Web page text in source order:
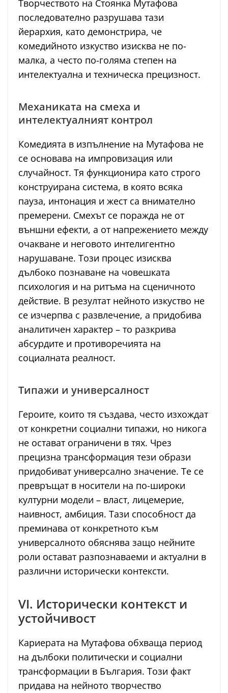
Творчеството на Стоянка Мутафова
последователно разрушава тази
йерархия, като демонстрира, че
комедийното изкуство изисква не по-
малка, а често по-голяма степен на
интелектуална и техническа прецизност.
Механиката на смеха и
интелектуалният контрол
Комедията в изпълнение на Мутафова не
се основава на импровизация или
случайност. Тя функционира като строго
конструирана система, в която всяка
пауза, интонация и жест са внимателно
премерени. Смехът се поражда не от
външни ефекти, а от напрежението между
очакване и неговото интелигентно
нарушаване. Този процес изисква
дълбоко познаване на човешката
психология и на ритъма на сценичното
действие. В резултат нейното изкуство не
се изчерпва с развлечение, а придобива
аналитичен характер – то разкрива
абсурдите и противоречията на
социалната реалност.
Типажи и универсалност
Героите, които тя създава, често изхождат
от конкретни социални типажи, но никога
не остават ограничени в тях. Чрез
прецизна трансформация тези образи
придобиват универсално значение. Те се
превръщат в носители на по-широки
културни модели – власт, лицемерие,
наивност, амбиция. Тази способност да
преминава от конкретното към
универсалното обяснява защо нейните
роли остават разпознаваеми и актуални в
различни исторически контексти.
VI. Исторически контекст и
устойчивост
Кариерата на Мутафова обхваща период
на дълбоки политически и социални
трансформации в България. Този факт
придава на нейното творчество